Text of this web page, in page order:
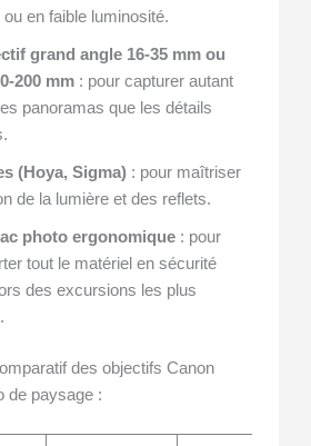
ou en faible luminosité.
grand angle 16-35 mm ou
200 mm: pour capturer autant
panoramas que les détails
(Hoya, Sigma): pour maîtriser
de la lumière et des reflets.
photo ergonomique: pour
tout le matériel en sécurité
des excursions les plus
des objectifs Canon
de paysage :